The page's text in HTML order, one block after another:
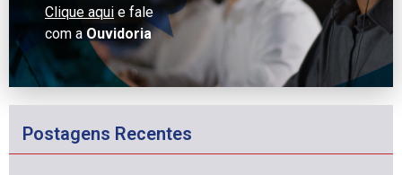
Clique aqui e fale
com a Ouvidoria
Postagens Recentes